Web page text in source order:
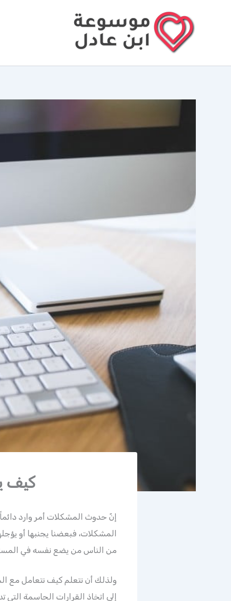
كيف
إنّ حدوث المشكلات أمر وارد
المشكلات، فبعضنا يجنبها أو
من الناس من يضع نفسه في
ولذلك أن نتعلم كيف نتعامل مع
إلى اتخاذ القرارات الحاسمة